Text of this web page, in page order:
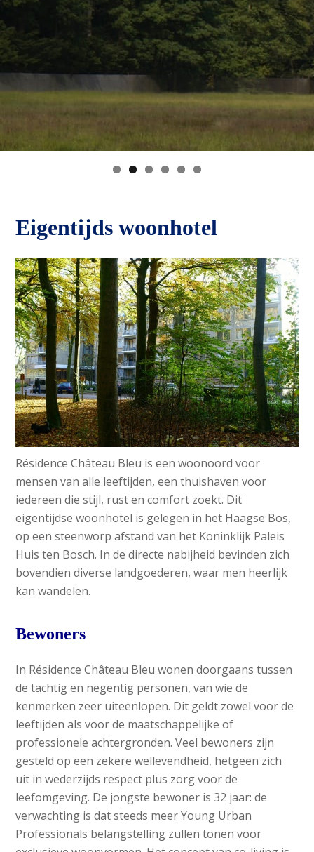
Eigentijds woonhotel
Résidence Château Bleu is een woonoord voor
mensen van alle leeftijden, een thuishaven voor
iedereen die stijl, rust en comfort zoekt. Dit
eigentijdse woonhotel is gelegen in het Haagse Bos,
op een steenworp afstand van het Koninklijk Paleis
Huis ten Bosch. In de directe nabijheid bevinden zich
bovendien diverse landgoederen, waar men heerlijk
kan wandelen.
Bewoners
In Résidence Château Bleu wonen doorgaans tussen
de tachtig en negentig personen, van wie de
kenmerken zeer uiteenlopen. Dit geldt zowel voor de
leeftijden als voor de maatschappelijke of
professionele achtergronden. Veel bewoners zijn
gesteld op een zekere wellevendheid, hetgeen zich
uit in wederzijds respect plus zorg voor de
leefomgeving. De jongste bewoner is 32 jaar: de
verwachting is dat steeds meer Young Urban
Professionals belangstelling zullen tonen voor